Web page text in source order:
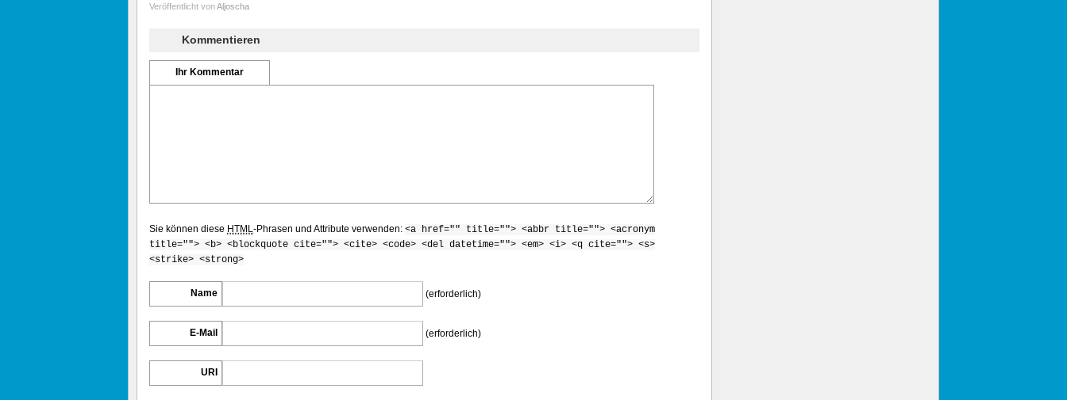
Veröffentlicht vonAljoscha
Kommentieren
Ihr Kommentar
Sie können diese HTML-Phrasen und Attribute verwenden: <a href="" title=""> <abbr title=""> <acronym
title=""> <b> <blockquote cite=""> <cite> <code> <del datetime=""> <em> <i> <q cite=""> <s>
<strike> <strong>
Name (erforderlich)
E-Mail (erforderlich)
URI